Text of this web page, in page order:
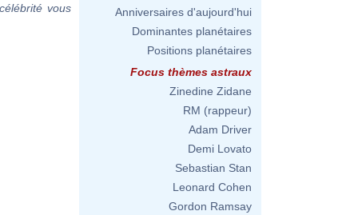
vous
Anniversaires d'aujourd'hui
Dominantes planétaires
Positions planétaires
Focus thèmes astraux
Zinedine Zidane
RM (rappeur)
Adam Driver
Demi Lovato
Sebastian Stan
Leonard Cohen
Gordon Ramsay